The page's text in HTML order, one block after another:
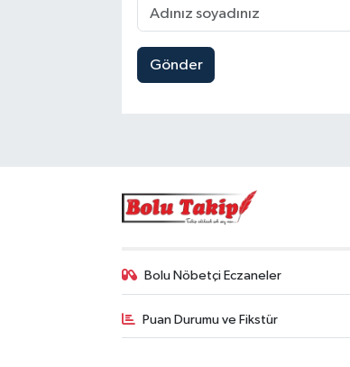
Gönder
Bolu Nöbetçi Eczaneler
Puan Durumu ve Fikstür